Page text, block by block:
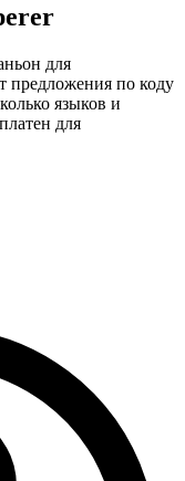
для
предложения по коду
языков и
для